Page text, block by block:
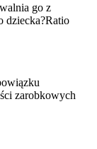
go z
dziecka?Ratio
zarobkowych